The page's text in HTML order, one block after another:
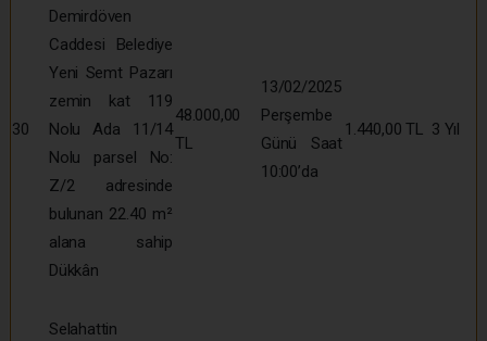
30
Demirdöven
Caddesi Belediye
Yeni Semt Pazarı
zemin kat 119
Nolu Ada 11/14
Nolu parsel No:
Z/2 adresinde
bulunan 22.40 m²
alana sahip
Dükkân
48.000,00
TL
13/02/2025
Perşembe
Günü Saat
10:00’da
1.440,00 TL 3 Yıl
Selahattin